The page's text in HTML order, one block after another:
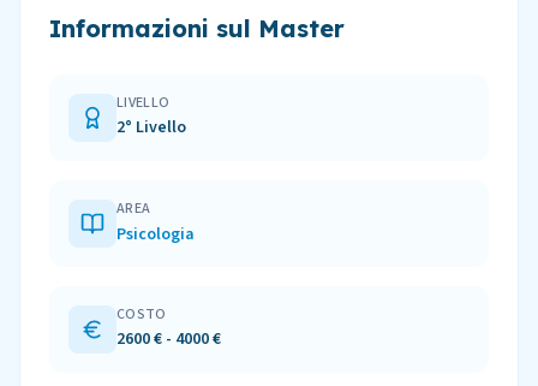
Informazioni sul Master
LIVELLO
2° Livello
AREA
Psicologia
COSTO
2600 € - 4000 €